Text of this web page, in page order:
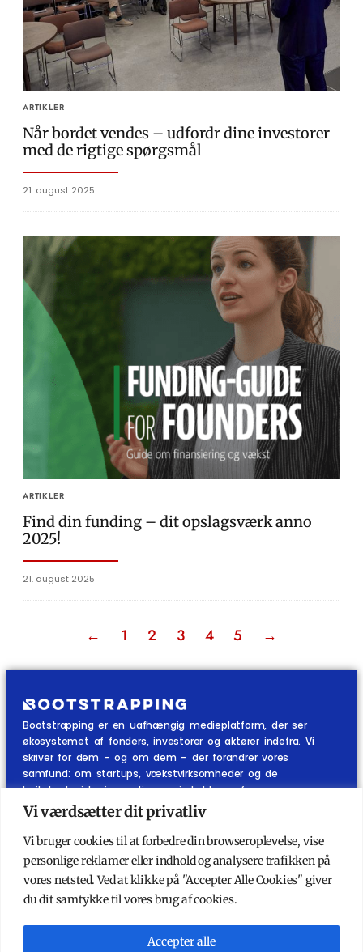
Vi værdsætter dit privatliv
Vi bruger cookies til at forbedre din browseroplevelse, vise
personlige reklamer eller indhold og analysere trafikken på
vores netsted. Ved at klikke på "Accepter Alle Cookies" giver
du dit samtykke til vores brug af cookies.
Accepter alle
ARTIKLER
Når bordet vendes – udfordr dine investorer
med de rigtige spørgsmål
21. august 2025
ARTIKLER
Find din funding – dit opslagsværk anno
2025!
21. august 2025
← 1 2 3 4 5 →
Bootstrapping er en uafhængig medieplatform, der ser
økosystemet af fonders, investorer og aktører indefra. Vi
skriver for dem – og om dem – der forandrer vores
samfund: om startups, vækstvirksomheder og de
højteknologiske innovationer, vi skal leve af.
Økosystemet indefra
Startups
Investorer
Podcast
Køb abonnement
Ydelser
Mest stillede spørgsmål
Om Bootstrapping
Nyhedsbrev